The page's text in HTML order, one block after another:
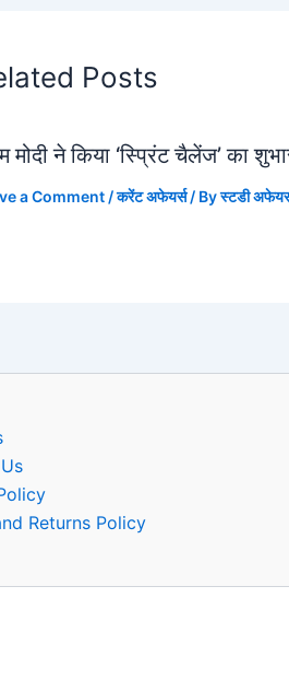
Posts
मोदी ने किया ‘स्प्रिंट चैलेंज’ का
a Comment /करेंट अफेयर्स/ Byस्टडी
Returns Policy